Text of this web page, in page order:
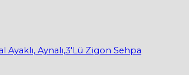
Aynalı,3'Lü Zigon Sehpa